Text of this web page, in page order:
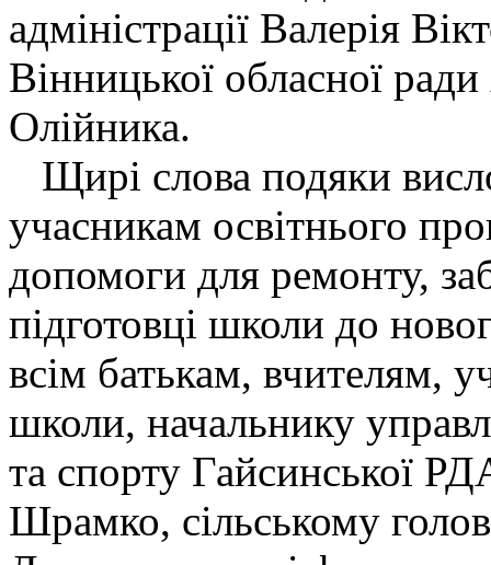
адміністрації Валерія
Вінницької обласної
Олійника.
Щирі слова подяки
учасникам освітнього
допомоги для ремонту,
підготовці школи до
всім батькам, вчителям,
школи, начальнику
та спорту Гайсинської
Шрамко, сільському